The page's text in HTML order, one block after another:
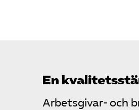
En
Arbetsgivar- och